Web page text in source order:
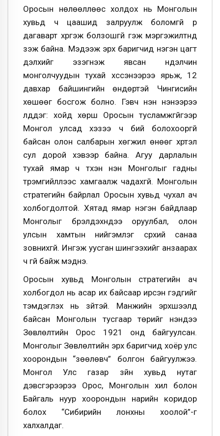
Оросын нөлөөллөөс холдох нь Монголын
хувьд ч цаашид залруулж боломгүй үр
дагаварт хүргэж болзошгүй гэж мэргэжилтнүүд
үзэж байна. Мэдээж эрх баригчид нэгэн цагт
дэлхийг эзэгнэж явсан нүүдэлчин
монголчуудын тухай хүссэнээрээ ярьж, 12
давхар байшингийн өндөртэй Чингисийн
хөшөөг босгож болно. Гэвч үнэн үнэнээрээ
үлддэг: хойд хөрш Оросын тусламжгүйгээр
Монгол улсад хэзээ ч бий болохооргүй
байсан олон салбарын хөгжил өнөөг хүртэл
сул дорой хэвээр байна. Агуу дарлалын
тухай ямар ч түүхэн үнэн Монголыг гадны
түрэмгийллээс хамгаалж чадахгүй. Монголын
стратегийн байрлал Оросын хувьд чухал ач
холбогдолтой. Хятад ямар нэгэн байдлаар
Монголыг бүрэлдэхүүндээ оруулбал, олон
улсын хамтын нийгэмлэг сүрхий санаа
зовнихгүй. Ингэж уусган шингээхийг анзаарах
ч үгүй байж мэднэ.
Оросын хувьд Монголын стратегийн ач
холбогдол нь асар их байсаар ирсэн гэдгийг
тэмдэглэх нь зүйтэй. Манжийн эрхшээлд
байсан Монголын тусгаар төрийг үнэндээ
Зөвлөлтийн Орос 1921 онд байгуулсан.
Монголыг Зөвлөлтийн эрх баригчид хоёр улс
хоорондын “зөөлөвч” болгон байгуулжээ.
Монгол Улс газар зүйн хувьд нутаг
дэвсгэрээрээ Орос, Монголын хил болон
Байгаль нуур хоорондын нарийн коридор
болох “Сибирийн лонхны хоолой”-г
халхалдаг.